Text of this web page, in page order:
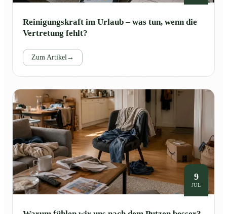
Reinigungskraft im Urlaub – was tun, wenn die
Vertretung fehlt?
Zum Artikel →
9
JUL